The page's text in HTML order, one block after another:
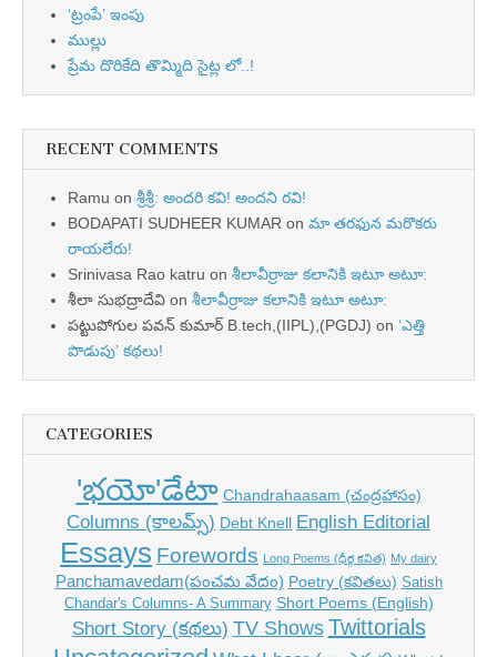
‘ట్రంపే’ ఇంపు
ముల్లు
ప్రేమ దొరికేది తొమ్మిది సైట్ల లో..!
RECENT COMMENTS
Ramu on శ్రీశ్రీ: అందరి కవి! అందని రవి!
BODAPATI SUDHEER KUMAR on మా తరఫున మరొకరు
రాయలేరు!
Srinivasa Rao katru on శీలావీర్రాజు కలానికి ఇటూ అటూ:
శీలా సుభద్రాదేవి on శీలావీర్రాజు కలానికి ఇటూ అటూ:
పట్టుపోగుల పవన్ కుమార్ B.tech,(IIPL),(PGDJ) on ‘ఎత్తి
పొడుపు’ కథలు!
CATEGORIES
'భయో'డేటా Chandrahaasam (చంద్రహాసం)
Columns (కాలమ్స్) Debt Knell English Editorial
Essays Forewords Long Poems (ధీర్గ కవిత) My dairy
Panchamavedam(పంచమ వేదం) Poetry (కవితలు) Satish
Chandar's Columns- A Summary Short Poems (English)
Short Story (కథలు) TV Shows Twittorials